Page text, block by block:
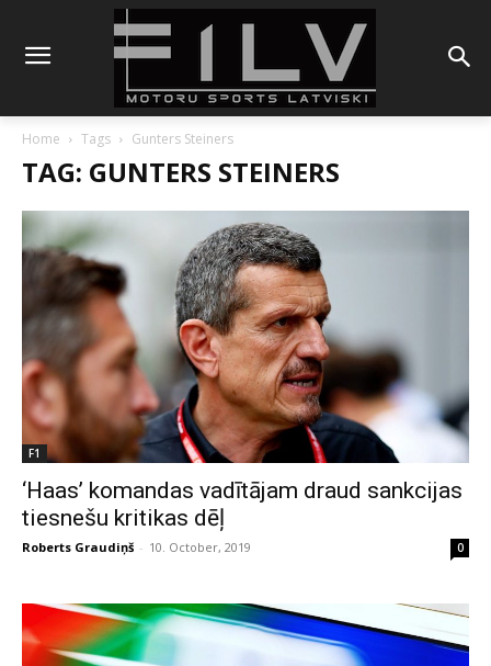
Home Tags Gunters Steiners
TAG: GUNTERS STEINERS
F1
‘Haas’ komandas vadītājam draud sankcijas
tiesnešu kritikas dēļ
Roberts Graudiņš - 10. October, 2019 0